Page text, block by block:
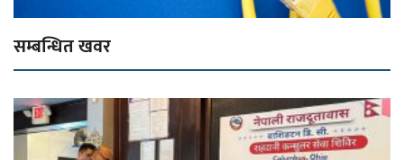
सम्बन्धित खवर